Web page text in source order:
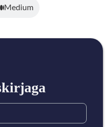
Medium